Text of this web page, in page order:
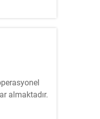
almaktadır.